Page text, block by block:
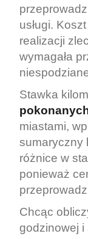
usługi.
realizacji
wymagała
Stawka
miastami,
sumaryczny
różnice w
ponieważ
Chcąc
godzinowej i